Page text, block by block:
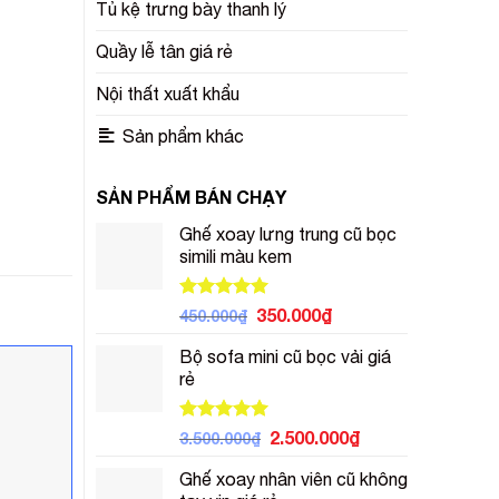
Tủ kệ trưng bày thanh lý
Quầy lễ tân giá rẻ
Nội thất xuất khẩu
Sản phẩm khác
SẢN PHẨM BÁN CHẠY
Ghế xoay lưng trung cũ bọc
simili màu kem
Được xếp
5.00
5 sao
450.000₫ Giá
là:
350.000₫Giá
tại
Bộ sofa mini cũ bọc vải giá
rẻ
Được xếp
5 sao
3.500.000₫ Giá
là:
2.500.000₫Giá
tại
Ghế xoay nhân viên cũ không